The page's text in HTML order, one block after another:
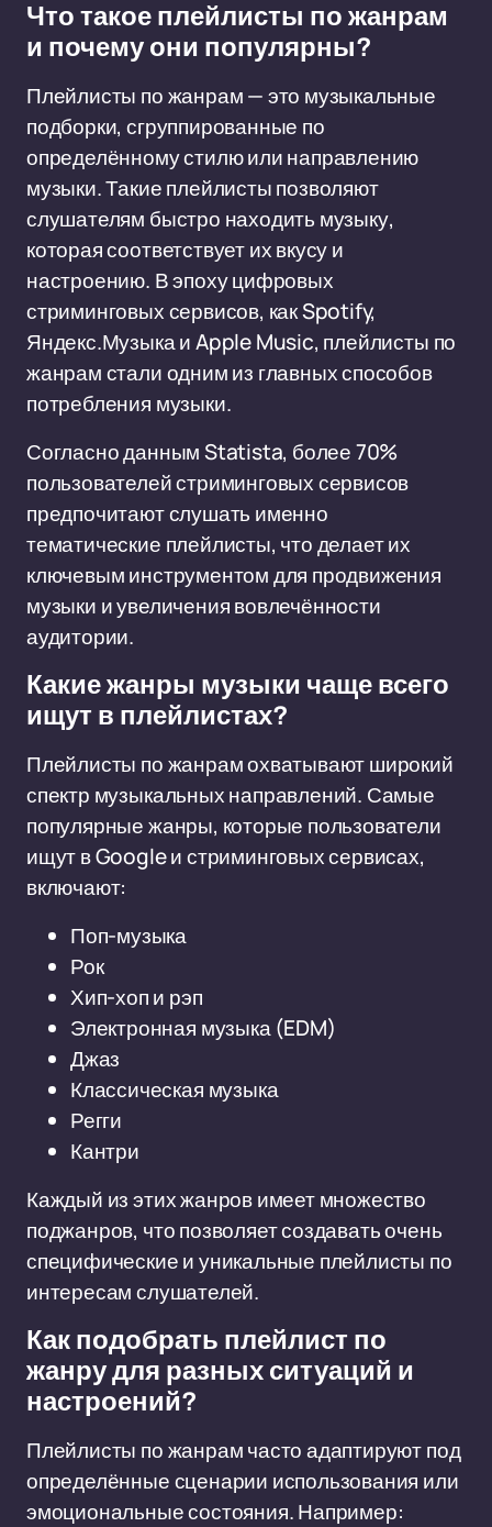
Что такое плейлисты по жанрам
и почему они популярны?
Плейлисты по жанрам — это музыкальные
подборки, сгруппированные по
определённому стилю или направлению
музыки. Такие плейлисты позволяют
слушателям быстро находить музыку,
которая соответствует их вкусу и
настроению. В эпоху цифровых
стриминговых сервисов, как Spotify,
Яндекс.Музыка и Apple Music, плейлисты по
жанрам стали одним из главных способов
потребления музыки.
Согласно данным Statista, более 70%
пользователей стриминговых сервисов
предпочитают слушать именно
тематические плейлисты, что делает их
ключевым инструментом для продвижения
музыки и увеличения вовлечённости
аудитории.
Какие жанры музыки чаще всего
ищут в плейлистах?
Плейлисты по жанрам охватывают широкий
спектр музыкальных направлений. Самые
популярные жанры, которые пользователи
ищут в Google и стриминговых сервисах,
включают:
Поп-музыка
Рок
Хип-хоп и рэп
Электронная музыка (EDM)
Джаз
Классическая музыка
Регги
Кантри
Каждый из этих жанров имеет множество
поджанров, что позволяет создавать очень
специфические и уникальные плейлисты по
интересам слушателей.
Как подобрать плейлист по
жанру для разных ситуаций и
настроений?
Плейлисты по жанрам часто адаптируют под
определённые сценарии использования или
эмоциональные состояния. Например: